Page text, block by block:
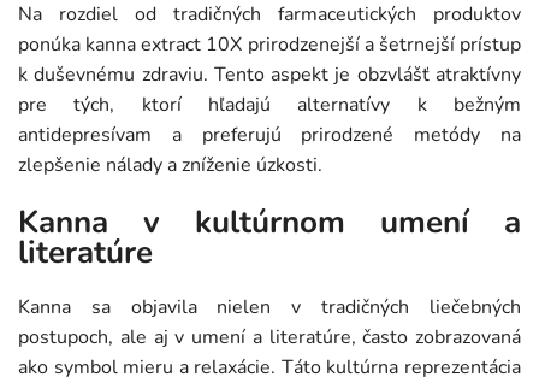
Na rozdiel od tradičných farmaceutických produktov
ponúka kanna extract 10X prirodzenejší a šetrnejší prístup
k duševnému zdraviu. Tento aspekt je obzvlášť atraktívny
pre tých, ktorí hľadajú alternatívy k bežným
antidepresívam a preferujú prirodzené metódy na
zlepšenie nálady a zníženie úzkosti.
Kanna v kultúrnom umení a
literatúre
Kanna sa objavila nielen v tradičných liečebných
postupoch, ale aj v umení a literatúre, často zobrazovaná
ako symbol mieru a relaxácie. Táto kultúrna reprezentácia